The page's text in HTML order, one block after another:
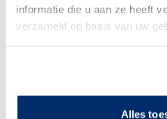
informatie die u aan ze heeft
verzameld op basis van uw
Alles
verontreinigingen in
Bekijk product